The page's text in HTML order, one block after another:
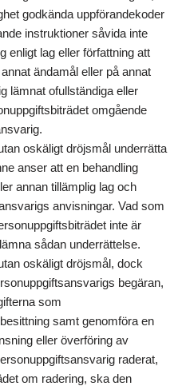
godkända uppförandekoder
instruktioner såvida inte
enligt lag eller författning att
ändamål eller på annat
lämnat ofullständiga eller
omgående
oskäligt dröjsmål underrätta
anser att en behandling
annan tillämplig lag och
anvisningar. Vad som
inte är
sådan underrättelse.
oskäligt dröjsmål, dock
begäran,
som
samt genomföra en
eller överföring av
raderat,
om radering, ska den